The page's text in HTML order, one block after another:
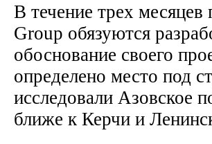
В течение трех
Group обязуются
обоснование своего
определено место под
исследовали Азовское
ближе к Керчи и